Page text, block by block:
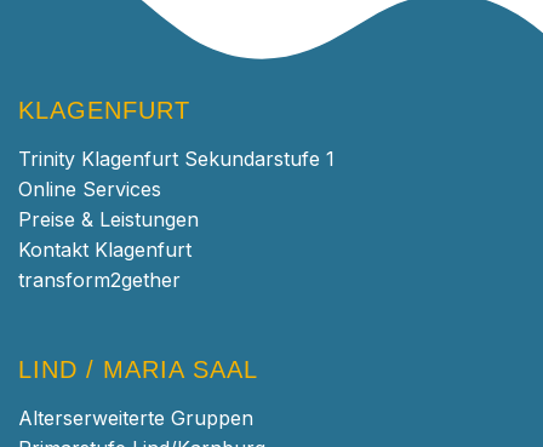
KLAGENFURT
Trinity Klagenfurt Sekundarstufe 1
Online Services
Preise & Leistungen
Kontakt Klagenfurt
transform2gether
LIND / MARIA SAAL
Alterserweiterte Gruppen